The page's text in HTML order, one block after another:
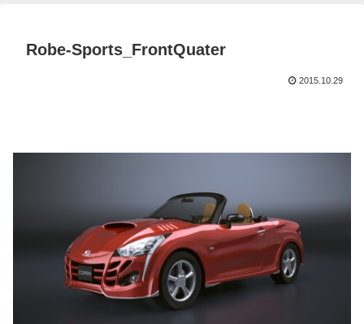
Robe-Sports_FrontQuater
2015.10.29